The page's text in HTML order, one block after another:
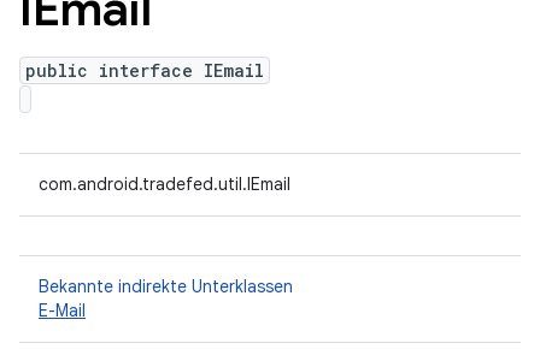
public interface IEmail
com.android.tradefed.util.IEmail
Bekannte indirekte Unterklassen
E-Mail